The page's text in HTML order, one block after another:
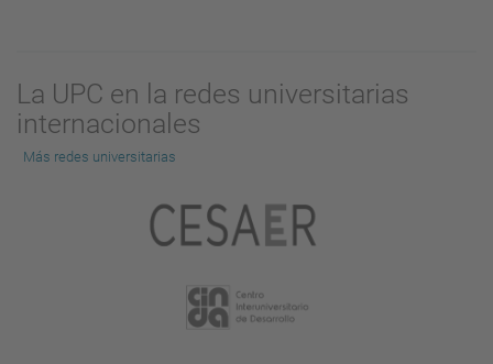
La UPC en la redes universitarias
internacionales
Más redes universitarias